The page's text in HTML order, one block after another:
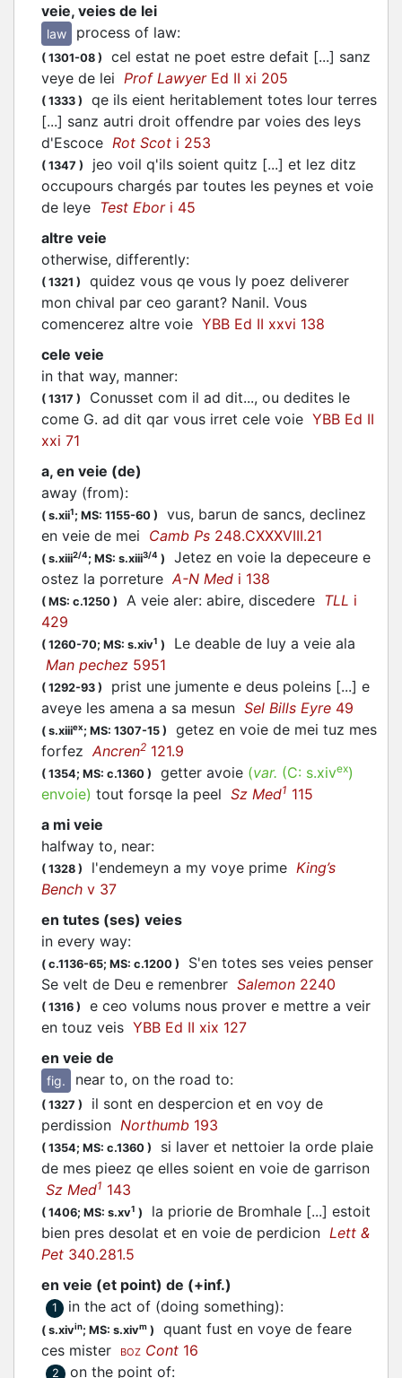
veie, veies de lei
law process of law:
( 1301-08 )
cel estat ne poet estre defait [...] sanz
veye de lei Prof LawyerEd II xi 205
( 1333 )
qe ils eient heritablement totes lour terres
[...] sanz autri droit offendre par voies des leys
d'Escoce Rot Scot i 253
( 1347 )
jeo voil q'ils soient quitz [...] et lez ditz
occupours chargés par toutes les peynes et voie
de leye Test Ebori 45
altre veie
otherwise, differently:
( 1321 )
quidez vous qe vous ly poez deliverer
mon chival par ceo garant? Nanil. Vous
comencerez altre voie YBB Ed II xxvi 138
cele veie
in that way, manner:
( 1317 )
Conusset com il ad dit..., ou dedites le
come G. ad dit qar vous irret cele voie YBB Ed II
xxi 71
a, en veie (de)
away (from):
( s.xii1; MS: 1155-60 )
vus, barun de sancs, declinez
en veie de mei Camb Ps 248.CXXXVIII.21
( s.xiii2/4; MS: s.xiii3/4 )
Jetez en voie la depeceure e
ostez la porreture A-N Med i 138
( MS: c.1250 ) A veie aler: abire, discedere TLL i
429
( 1260-70; MS: s.xiv1 )
Le deable de luy a veie ala
Man pechez 5951
( 1292-93 )
prist une jumente e deus poleins [...] e
aveye les amena a sa mesun Sel Bills Eyre 49
( s.xiiiex; MS: 1307-15 )
getez en voie de mei tuz mes
forfez Ancren2 121.9
( 1354; MS: c.1360 ) getter avoie (var. (C: s.xivex)
envoie) tout forsqe la peel Sz Med1 115
a mi veie
halfway to, near:
( 1328 ) l'endemeyn a my voye prime King’s
Bench v 37
en tutes (ses) veies
in every way:
( c.1136-65; MS: c.1200 )
S'en totes ses veies penser
Se velt de Deu e remenbrer Salemon 2240
( 1316 )
e ceo volums nous prover e mettre a veir
en touz veis YBB Ed II xix 127
en veie de
fig. near to, on the road to:
( 1327 )
il sont en despercion et en voy de
perdission Northumb 193
( 1354; MS: c.1360 )
si laver et nettoier la orde plaie
de mes pieez qe elles soient en voie de garrison
Sz Med1 143
( 1406; MS: s.xv1 )
la priorie de Bromhale [...] estoit
bien pres desolat et en voie de perdicion Lett &
Pet 340.281.5
en veie (et point) de (+inf.)
1 in the act of (doing something):
( s.xivin; MS: s.xivm )
quant fust en voye de feare
ces mister
BOZ Cont 16
2 on the point of: